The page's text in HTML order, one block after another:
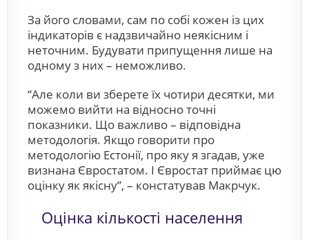
За його словами, сам по собі кожен із цих
індикаторів є надзвичайно неякісним і
неточним. Будувати припущення лише на
одному з них – неможливо.
“Але коли ви зберете їх чотири десятки, ми
можемо вийти на відносно точні
показники. Що важливо – відповідна
методологія. Якщо говорити про
методологію Естонії, про яку я згадав, уже
визнана Євростатом. І Євростат приймає цю
оцінку як якісну”, – констатував Макрчук.
Оцінка кількості населення